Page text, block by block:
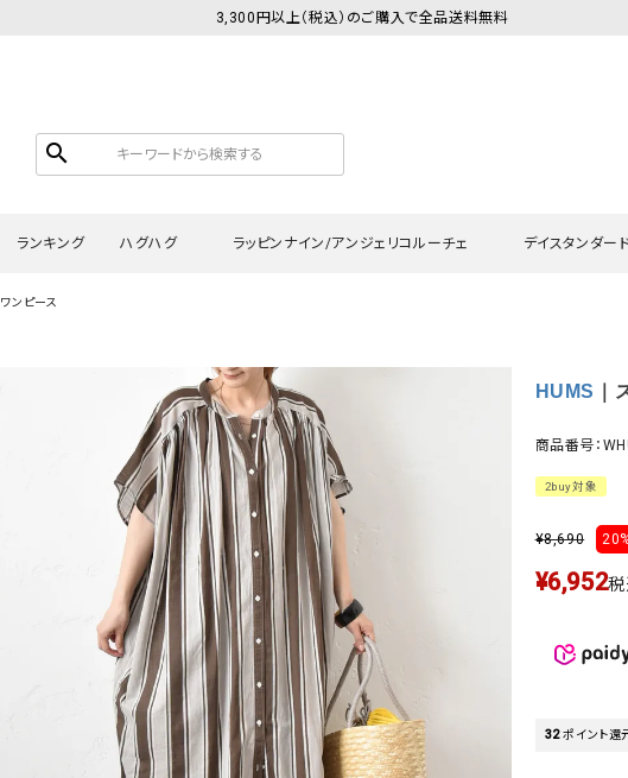
3,300円以上（税込）のご購入で全品送料無料
search
ランキング ハグハグ
タンクトップ・キャミソール
カーディガン・ベスト
シャツ・ブラウス
スウェット・パーカー
その他のパンツ ロング・マキシ丈
その他スカート
ラッピンナイン/アンジェリコルーチェ
シャツ・ブラウス
カーディガン
ベスト
ニット
タンクトップ・キャミソール
デニムパンツ
その他のパンツ
デイスタンダー
カーディガン・ベスト ワン
ジャ
グッ
ワン
ワンピース
HUMS ｜
商品番号：
2buy対象
¥8,690
¥6,952
32 ポイント還